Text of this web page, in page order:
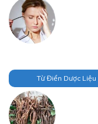
Từ Điển Dược Liệu